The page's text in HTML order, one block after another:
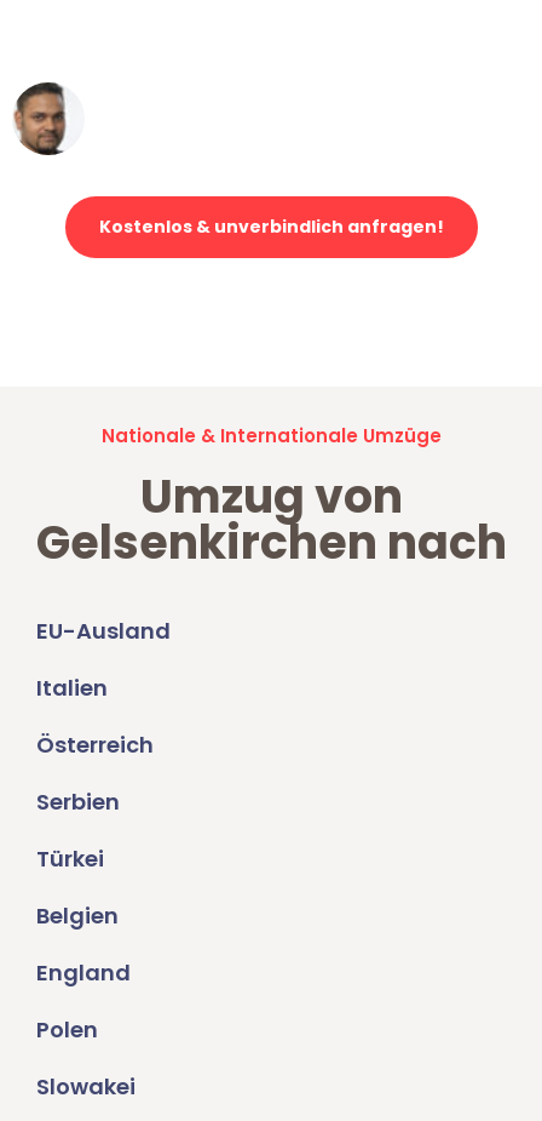
Kostenlos & unverbindlich anfragen!
Nationale & Internationale Umzüge
Umzug von
Gelsenkirchen nach
EU-Ausland
Italien
Österreich
Serbien
Türkei
Belgien
England
Polen
Slowakei